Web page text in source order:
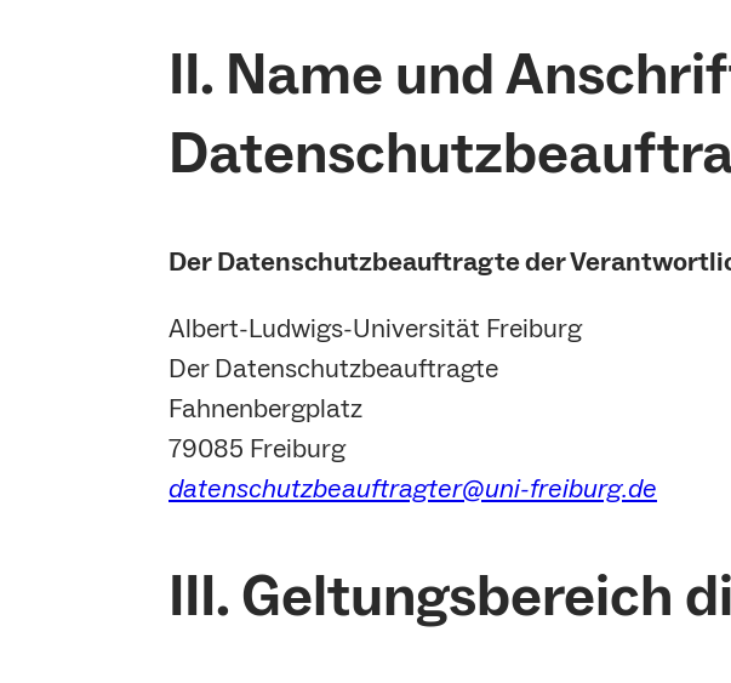
II. Name und
Der Datenschutzbeauftragte der
Albert-Ludwigs-Universität Freiburg
Der Datenschutzbeauftragte
Fahnenbergplatz
79085 Freiburg
datenschutzbeauftragter@uni-freiburg.de
III. Geltungsbereich